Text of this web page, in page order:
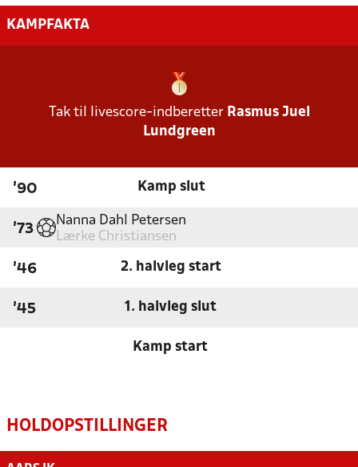
KAMPFAKTA
Tak til livescore-indberetter Rasmus Juel
Lundgreen
'90 Kamp slut
'73
Nanna Dahl Petersen
Lærke Christiansen
'46 2. halvleg start
'45 1. halvleg slut
Kamp start
HOLDOPSTILLINGER